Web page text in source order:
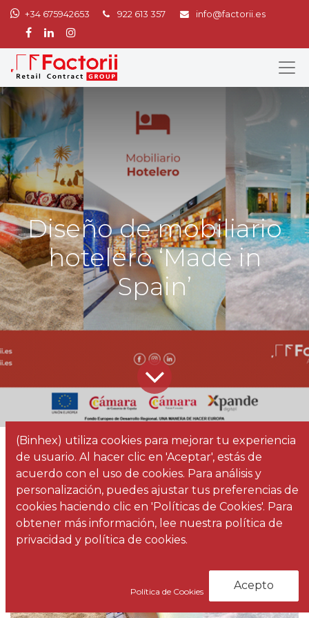
+34 675942653 922 613 357 info@factorii.es
Diseño de mobiliario
hotelero ‘Made in
Spain’
Todos los
blogs
Noticias
Diseño de mobiliario hotelero ‘Made in Spain’
(Binhex) utiliza cookies para mejorar tu experiencia
de usuario. Al hacer clic en 'Aceptar', estás de
acuerdo con el uso de cookies. Para análisis y
personalización, puedes ajustar tus preferencias de
cookies haciendo clic en 'Políticas de Cookies'. Para
obtener más información, lee nuestra política de
privacidad y política de cookies.
Política de Cookies Acepto